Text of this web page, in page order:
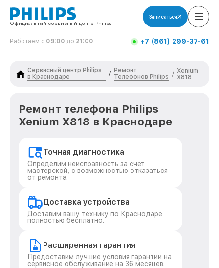
Официальный сервисный центр Philips
Записаться
Работаем с 09:00 до 21:00 +7 (861) 299-37-61
Сервисный центр Philips
в Краснодаре
/
Ремонт
Телефонов Philips / Xenium
X818
Ремонт телефона Philips
Xenium X818 в Краснодаре
Точная диагностика
Определим неисправность за счет
мастерской, с возможностью отказаться
от ремонта.
Доставка устройства
Доставим вашу технику по Краснодаре
полностью бесплатно.
Расширенная гарантия
Предоставим лучшие условия гарантии на
сервисное обслуживание на 36 месяцев.